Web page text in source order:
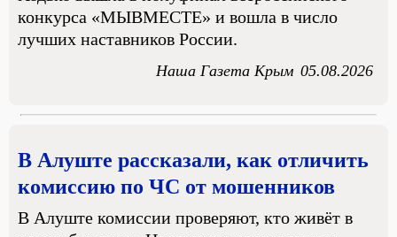
конкурса «МЫВМЕСТЕ» и вошла в число
лучших наставников России.
Наша Газета Крым 05.08.2026
В Алуште рассказали, как отличить
комиссию по ЧС от мошенников
В Алуште комиссии проверяют, кто живёт в